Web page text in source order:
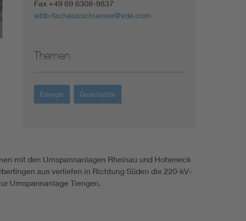
Fax +49 69 6308-9837
wbb-fachausschuesse@vde.com
Themen
Energie Geschichte
mit den Umspannanlagen Rheinau und Hoheneck
aus verliefen in Richtung Süden die 220-kV-
Umspannanlage Tiengen.